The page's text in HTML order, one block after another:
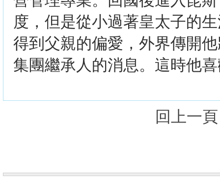
度，但是從小過著皇太子的
得到父親的偏愛，外界傳開
集團繼承人的消息。這時他
回上一頁